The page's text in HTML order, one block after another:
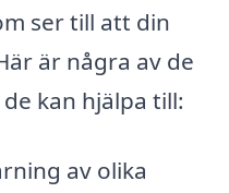
ser till att din
är några av de
kan hjälpa till:
av olika